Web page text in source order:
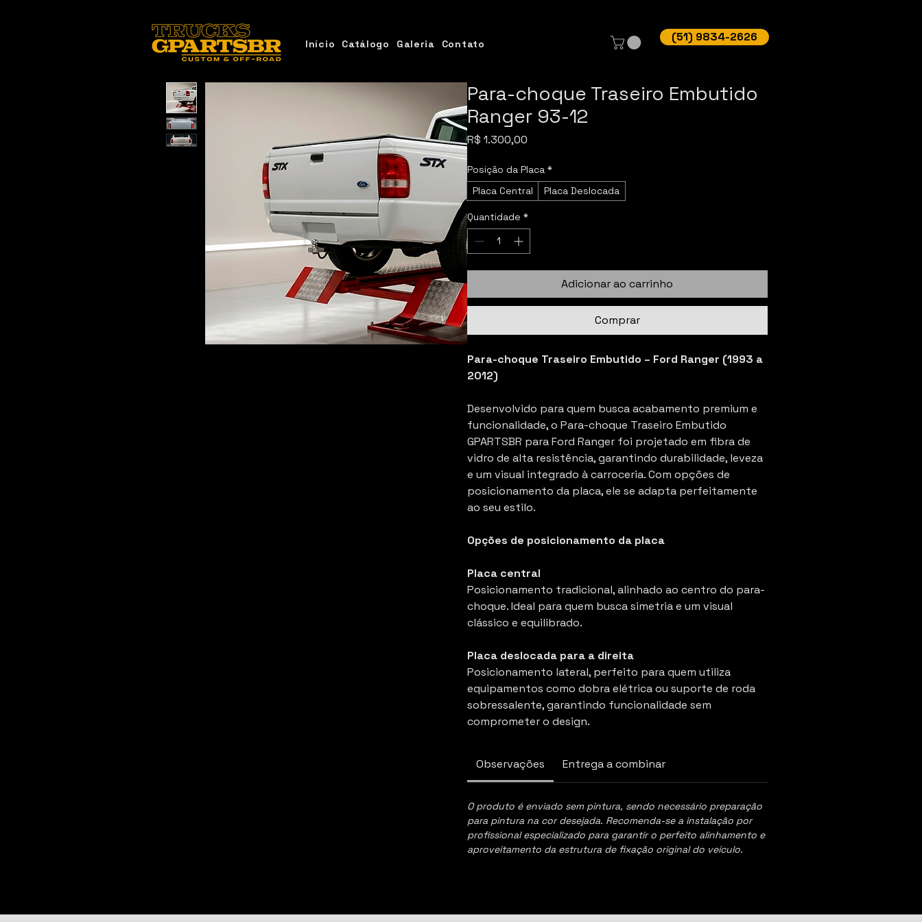
(51) 9834-2626
Início Catálogo Galeria Contato
Para-choque Traseiro Embutido
Ranger 93-12
R$ 1.300,00Preço
Posição da Placa *
Placa Central
Placa Deslocada
Quantidade *
Adicionar ao carrinho
Comprar
Para-choque Traseiro Embutido – Ford Ranger (1993 a
2012)
Desenvolvido para quem busca acabamento premium e
funcionalidade, o Para-choque Traseiro Embutido
GPARTSBR para Ford Ranger foi projetado em fibra de
vidro de alta resistência, garantindo durabilidade, leveza
e um visual integrado à carroceria. Com opções de
posicionamento da placa, ele se adapta perfeitamente
ao seu estilo.
Opções de posicionamento da placa
Placa central
Posicionamento tradicional, alinhado ao centro do para-
choque. Ideal para quem busca simetria e um visual
clássico e equilibrado.
Placa deslocada para a direita
Posicionamento lateral, perfeito para quem utiliza
equipamentos como dobra elétrica ou suporte de roda
sobressalente, garantindo funcionalidade sem
comprometer o design.
Observações Entrega a combinar
O produto é enviado sem pintura, sendo necessário preparação
para pintura na cor desejada. Recomenda-se a instalação por
profissional especializado para garantir o perfeito alinhamento e
aproveitamento da estrutura de fixação original do veículo.